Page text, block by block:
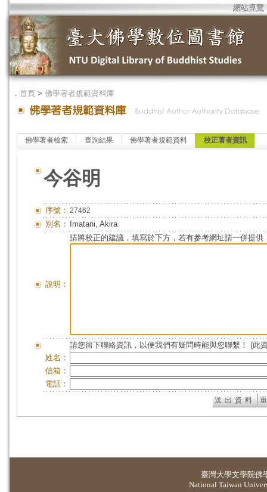
網站導覽
． 首頁 > 佛學著者規範資料庫
佛學著者檢索 查詢結果 佛學著者規範資料 校正著者資訊
今谷明
序號： 27462
別名： Imatani, Akira
說明：
請將校正的建議，填寫於下方，若有參考網址請一併提供
請您留下聯絡資訊，以便我們有疑問時能與您聯繫！ (此
姓名：
信箱：
電話：
臺灣大學文學院佛
National Taiwan